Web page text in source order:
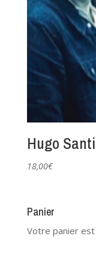
Hugo
18,00€
Panier
Votre panier est